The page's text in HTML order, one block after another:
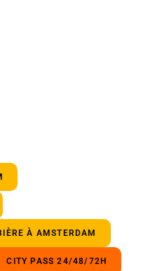
À AMSTERDAM
CITY PASS 24/48/72H